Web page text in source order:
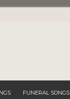
FUNERAL SONGS